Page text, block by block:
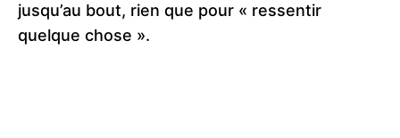
jusqu’au bout, rien que pour « ressentir
quelque chose ».